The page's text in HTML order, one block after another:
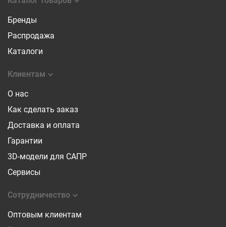
Бренды
Распродажа
Каталоги
Клиентам
О нас
Как сделать заказ
Доставка и оплата
Гарантии
3D-модели для САПР
Сервисы
Сотрудничество
Оптовым клиентам